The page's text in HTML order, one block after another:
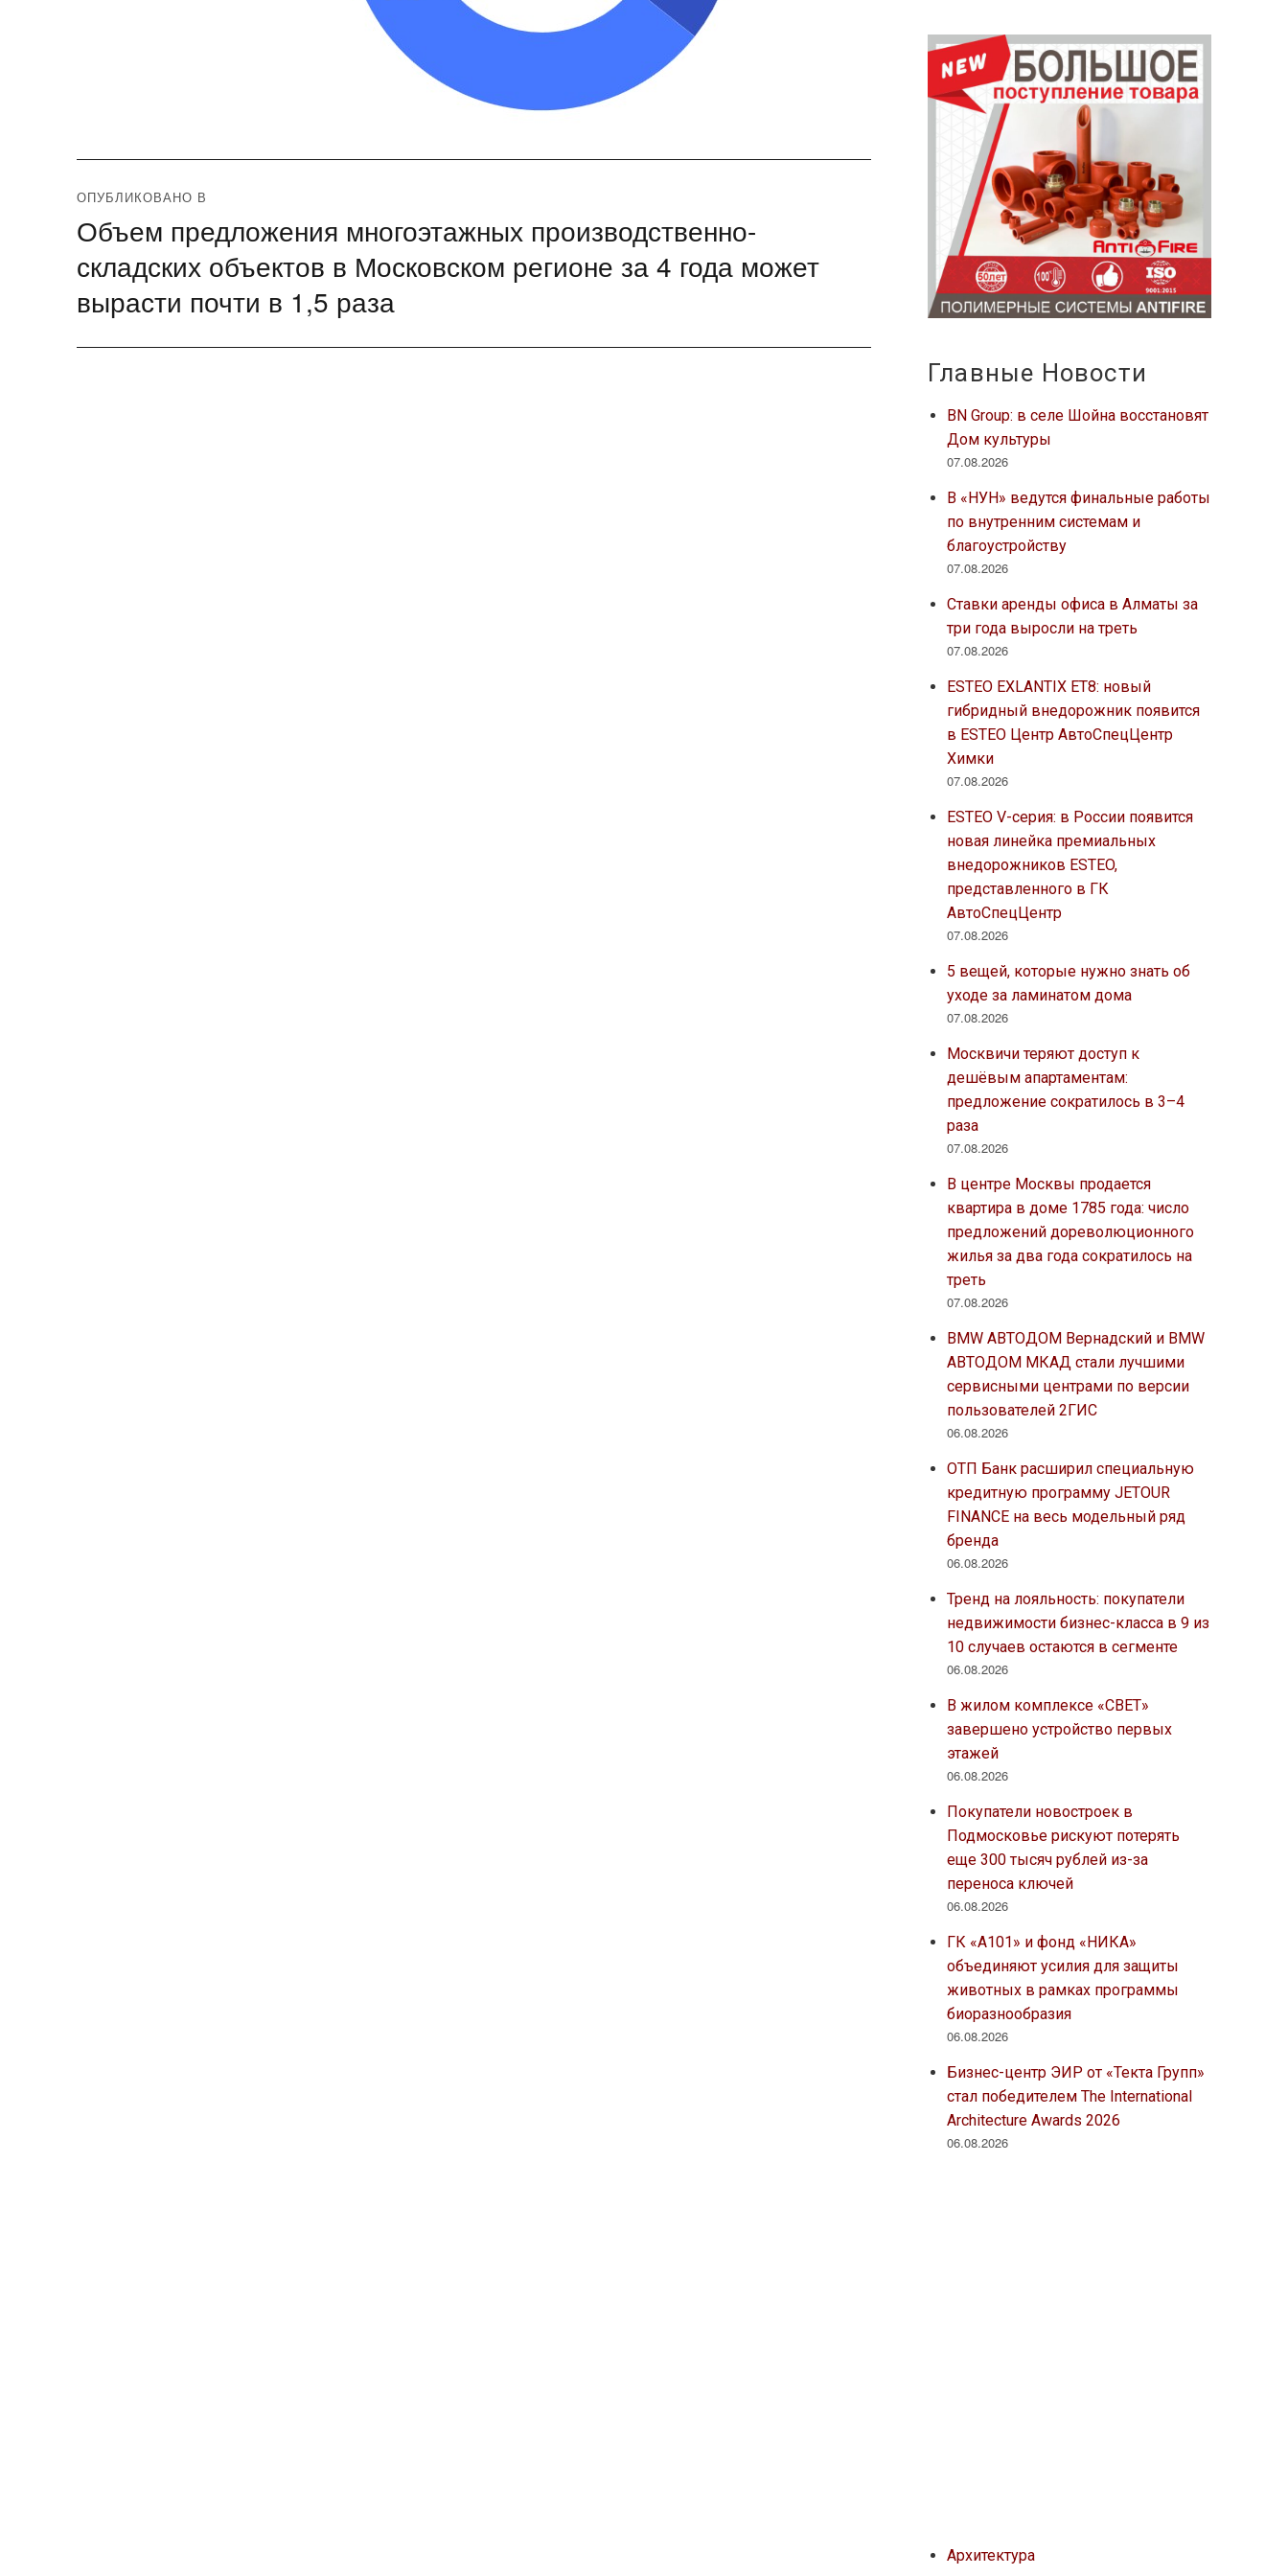
Навигация
по
записям
ОПУБЛИКОВАНО В
Объем предложения многоэтажных производственно-
складских объектов в Московском регионе за 4 года может
вырасти почти в 1,5 раза
Главные Новости
BN Group: в селе Шойна восстановят
Дом культуры
07.08.2026
В «НУН» ведутся финальные работы
по внутренним системам и
благоустройству
07.08.2026
Ставки аренды офиса в Алматы за
три года выросли на треть
07.08.2026
ESTEO EXLANTIX ET8: новый
гибридный внедорожник появится
в ESTEO Центр АвтоСпецЦентр
Химки
07.08.2026
ESTEO V-серия: в России появится
новая линейка премиальных
внедорожников ESTEO,
представленного в ГК
АвтоСпецЦентр
07.08.2026
5 вещей, которые нужно знать об
уходе за ламинатом дома
07.08.2026
Москвичи теряют доступ к
дешёвым апартаментам:
предложение сократилось в 3–4
раза
07.08.2026
В центре Москвы продается
квартира в доме 1785 года: число
предложений дореволюционного
жилья за два года сократилось на
треть
07.08.2026
BMW АВТОДОМ Вернадский и BMW
АВТОДОМ МКАД стали лучшими
сервисными центрами по версии
пользователей 2ГИС
06.08.2026
ОТП Банк расширил специальную
кредитную программу JETOUR
FINANCE на весь модельный ряд
бренда
06.08.2026
Тренд на лояльность: покупатели
недвижимости бизнес-класса в 9 из
10 случаев остаются в сегменте
06.08.2026
В жилом комплексе «СВЕТ»
завершено устройство первых
этажей
06.08.2026
Покупатели новостроек в
Подмосковье рискуют потерять
еще 300 тысяч рублей из-за
переноса ключей
06.08.2026
ГК «А101» и фонд «НИКА»
объединяют усилия для защиты
животных в рамках программы
биоразнообразия
06.08.2026
Бизнес-центр ЭИР от «Текта Групп»
стал победителем The International
Architecture Awards 2026
06.08.2026
Архитектура